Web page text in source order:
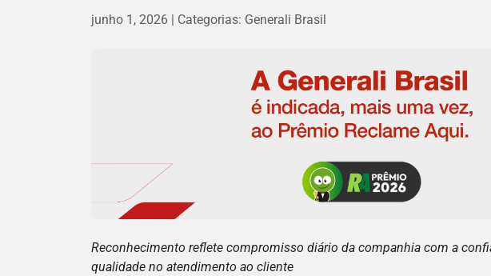
junho 1, 2026 Categorias: Generali Brasil
Reconhecimento reflete compromisso diário da companhia com a
qualidade no atendimento ao cliente